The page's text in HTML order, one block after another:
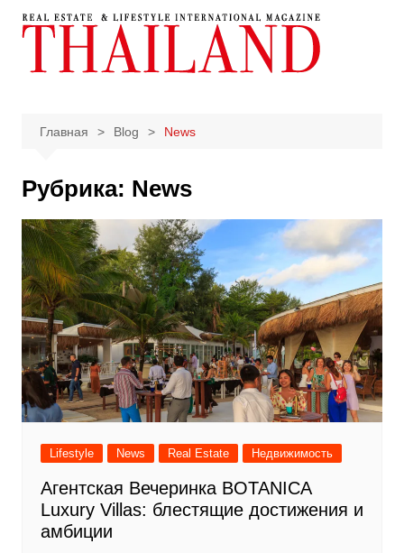
Перейти
Главная Blog News
Рубрика: News
Lifestyle News Real Estate Недвижимость
Агентская Вечеринка BOTANICA
Luxury Villas: блестящие достижения и
амбиции